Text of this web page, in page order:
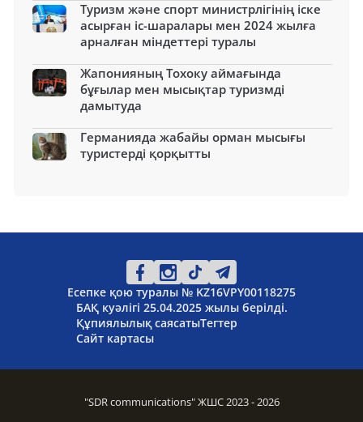
Туризм және спорт министрлігінің іске
асырған іс-шаралары мен 2024 жылға
арналған міндеттері туралы
Жапонияның Тохоку аймағында
бұғылар мен мысықтар туризмді
дамытуда
Германияда жабайы орман мысығы
туристерді қорқытты
Есепке қою туралы № KZ16VPY00118275
БАҚ куәлігі 25.04.2025 жылы берілді.
Құпиялылық саясатыТегтер
Сайт картасы
"SDR communications" ЖШС 2023 - 2026